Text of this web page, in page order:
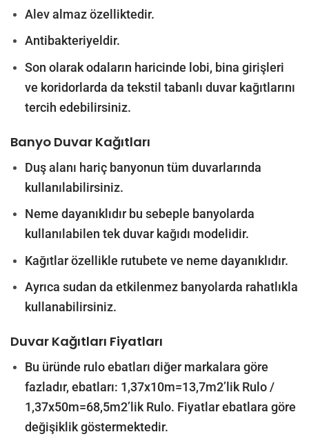
Alev almaz özelliktedir.
Antibakteriyeldir.
Son olarak odaların haricinde lobi, bina girişleri
ve koridorlarda da tekstil tabanlı duvar kağıtlarını
tercih edebilirsiniz.
Banyo Duvar Kağıtları
Duş alanı hariç banyonun tüm duvarlarında
kullanılabilirsiniz.
Neme dayanıklıdır bu sebeple banyolarda
kullanılabilen tek duvar kağıdı modelidir.
Kağıtlar özellikle rutubete ve neme dayanıklıdır.
Ayrıca sudan da etkilenmez banyolarda rahatlıkla
kullanabilirsiniz.
Duvar Kağıtları Fiyatları
Bu üründe rulo ebatları diğer markalara göre
fazladır, ebatları: 1,37x10m=13,7m2’lik Rulo /
1,37x50m=68,5m2’lik Rulo. Fiyatlar ebatlara göre
değişiklik göstermektedir.